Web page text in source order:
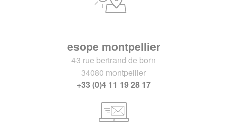
esope montpellier
43 rue bertrand de born
34080 montpellier
+33 (0)4 11 19 28 17